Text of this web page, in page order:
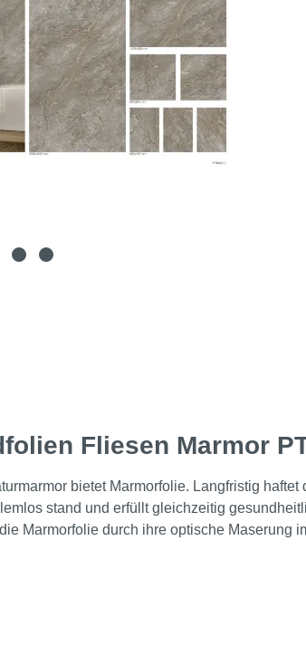
Fliesen Marmor
bietet Marmorfolie. Langfristig
stand und erfüllt gleichzeitig
Marmorfolie durch ihre optische Maserung